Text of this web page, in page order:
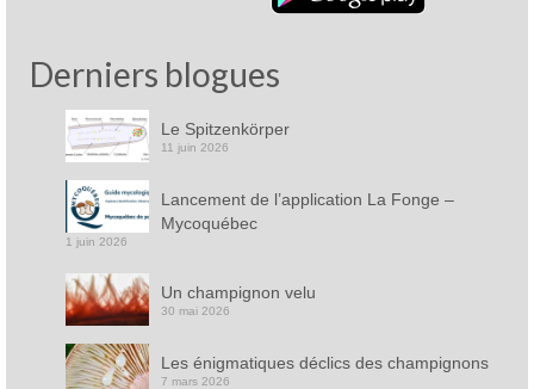
Derniers blogues
Le Spitzenkörper
11 juin 2026
Lancement de l’application La Fonge –
Mycoquébec
1 juin 2026
Un champignon velu
30 mai 2026
Les énigmatiques déclics des champignons
7 mars 2026